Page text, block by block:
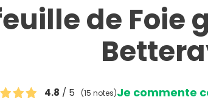
de Foie
4.8 / 5 (15 notes)Je commente